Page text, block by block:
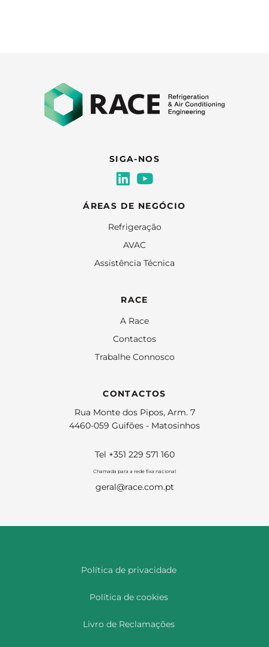
SIGA-NOS
ÁREAS DE NEGÓCIO
Refrigeração
AVAC
Assistência Técnica
RACE
A Race
Contactos
Trabalhe Connosco
CONTACTOS
Rua Monte dos Pipos, Arm. 7
4460-059 Guifões - Matosinhos
Tel +351 229 571 160
Chamada para a rede fixa nacional
geral@race.com.pt
Política de privacidade
Política de cookies
Livro de Reclamações